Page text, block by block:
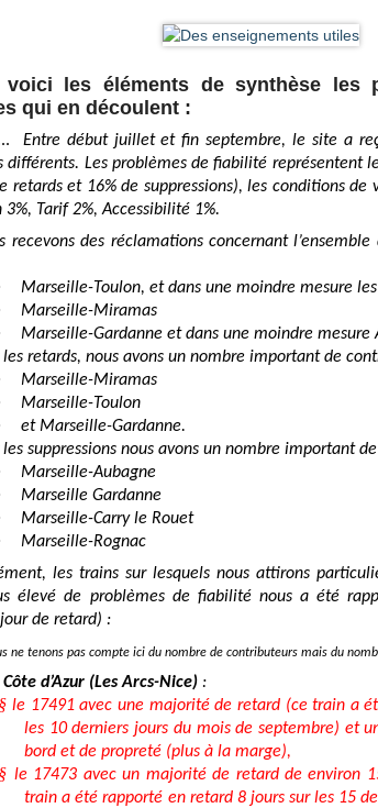
voici les éléments de synthèse les
qui en découlent :
Entre début juillet et fin septembre, le site a
différents. Les problèmes de fiabilité représentent
retards et 16% de suppressions), les conditions de
Tarif 2%, Accessibilité 1%.
recevons des réclamations concernant
Marseille-Toulon, et dans une moindre mesure
Marseille-Miramas
Marseille-Gardanne et dans une moindre mesure
les retards, nous avons un nombre important de
Marseille-Miramas
Marseille-Toulon
et Marseille-Gardanne.
suppressions nous avons un nombre important
Marseille-Aubagne
Marseille Gardanne
Marseille-Carry le Rouet
Marseille-Rognac
les trains sur lesquels nous attirons
élevé de problèmes de fiabilité nous a été
de retard) :
ne tenons pas compte ici du nombre de contributeurs mais du
d’Azur (Les Arcs-Nice) :
§ le 17491 avec une majorité de retard (ce train a
les 10 derniers jours du mois de septembre) et
bord et de propreté (plus à la marge),
§ le 17473 avec un majorité de retard de environ
train a été rapporté en retard 8 jours sur les 15